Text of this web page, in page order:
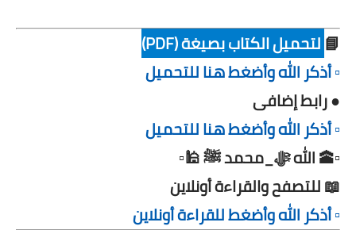
📘لتحميل الكتاب بصيغة (PDF)
▫️ أذكر الله وأضغط هنا للتحميل
● رابط إضافى
▫️ أذكر الله وأضغط هنا للتحميل
▫️🕋 الله ﷻ_محمد ﷺ 🕌▫️
📖 للتصفح والقراءة أونلاين
▫️ أذكر الله وأضغط للقراءة أونلاين